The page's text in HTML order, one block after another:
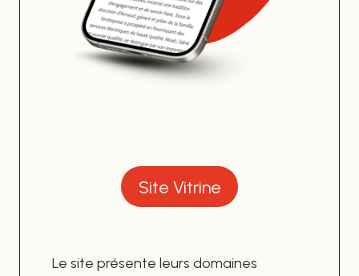
Site Vitrine
Le site présente leurs domaines